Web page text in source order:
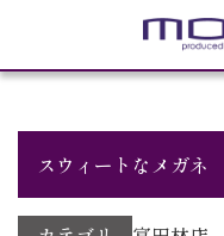
スウィートなメガ